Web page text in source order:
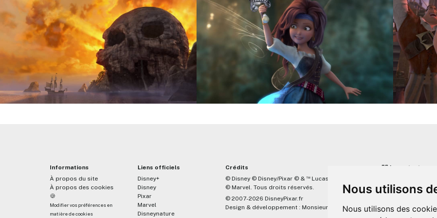
Nous utilisons
Nous utilisons des
Informations
À propos du site
À propos des cookies
🍪
Modifier vos préférences en
matière de cookies
Liens officiels
Disney+
Disney
Pixar
Marvel
Disneynature
Crédits
© Disney © Disney/Pixar © & ™ Lucasfilm LTD
© Marvel. Tous droits réservés.
© 2007-2026 DisneyPixar.fr
Design & développement : MonsieurPaul
☝🏼 Important
lié de quelque
associés. Toute
Pixar sera